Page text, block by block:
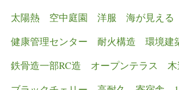
太陽熱
空中庭園 洋服
海が見える
健康管理センター
耐火構造
環境建
鉄骨造一部RC造
オープンテラス